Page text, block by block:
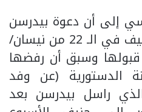
إلى أن دعوة بيدرسن
إلى عقد الجولة في جنيف في الـ 22 من نيسان/
قبولها وسبق أن رفضها
الدستورية (عن وفد
راسل بيدرسن بعد